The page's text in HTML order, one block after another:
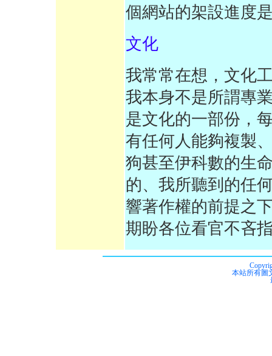
個網站的架設進度
文化
我常常在想，文化
我本身不是所謂專
是文化的一部份，
有任何人能夠複製
狗甚至伊科數的生
的、我所聽到的任
響著作權的前提之
期盼各位看官不吝
本站所有圖